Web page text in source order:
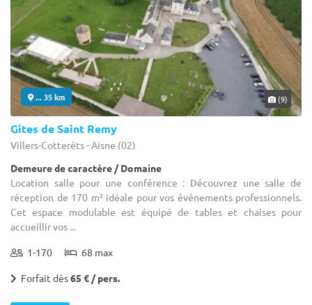
... 35 km (9)
Gites de Saint Remy
Villers-Cotterêts - Aisne (02)
Demeure de caractère / Domaine
Location salle pour une conférence : Découvrez une salle de
réception de 170 m² idéale pour vos événements professionnels.
Cet espace modulable est équipé de tables et chaises pour
accueillir vos ...
1-170 68 max
Forfait dès65 € / pers.